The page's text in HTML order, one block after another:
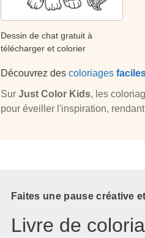
Dessin de chat gratuit à
télécharger et colorier
Découvrez des coloriages
Sur Just Color Kids, les
pour éveiller l'inspiration,
Faites une pause créative
Livre de